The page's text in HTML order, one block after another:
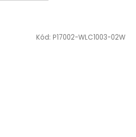
Kód: P17002-WLC1003-02W